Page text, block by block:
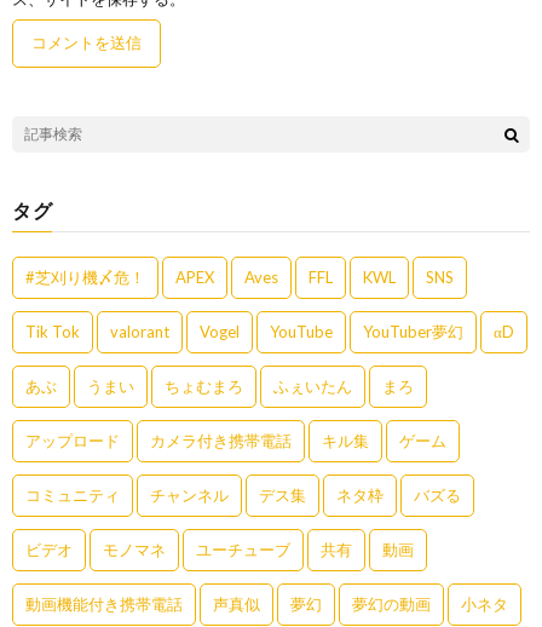
タグ
#芝刈り機〆危！ APEX Aves FFL KWL SNS
Tik Tok valorant Vogel YouTube YouTuber夢幻 αD
あぶ うまい ちょむまろ ふぇいたん まろ
アップロード カメラ付き携帯電話 キル集 ゲーム
コミュニティ チャンネル デス集 ネタ枠 バズる
ビデオ モノマネ ユーチューブ 共有 動画
動画機能付き携帯電話 声真似 夢幻 夢幻の動画 小ネタ